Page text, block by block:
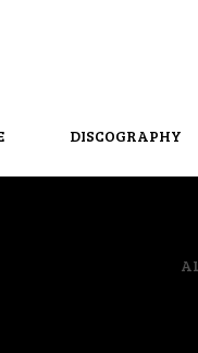
DISCOGRAPHY